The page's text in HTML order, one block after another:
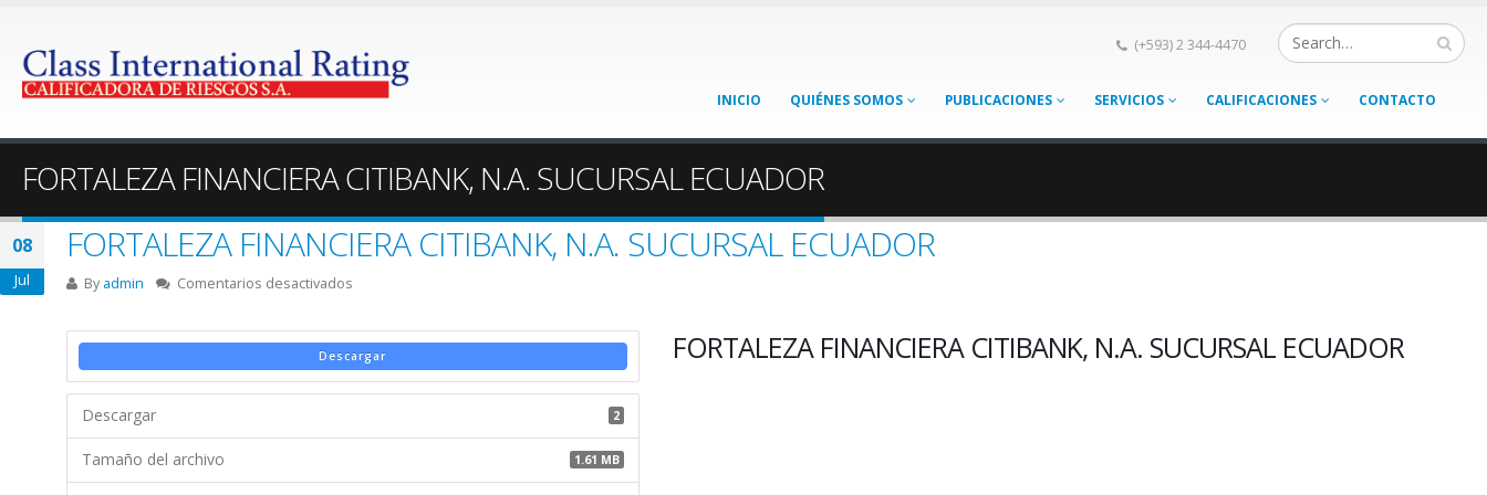
(+593) 2 344-4470
INICIO QUIÉNES SOMOS PUBLICACIONES SERVICIOS CALIFICACIONES CONTACTO
FORTALEZA FINANCIERA CITIBANK, N.A. SUCURSAL ECUADOR
08
Jul
FORTALEZA FINANCIERA CITIBANK, N.A. SUCURSAL ECUADOR
By admin Comentarios desactivados
FINANCIERA
CITIBANK,
N.A.
Descargar
Descargar 2
Tamaño del archivo 1.61 MB
FORTALEZA FINANCIERA CITIBANK, N.A. SUCURSAL ECUADOR